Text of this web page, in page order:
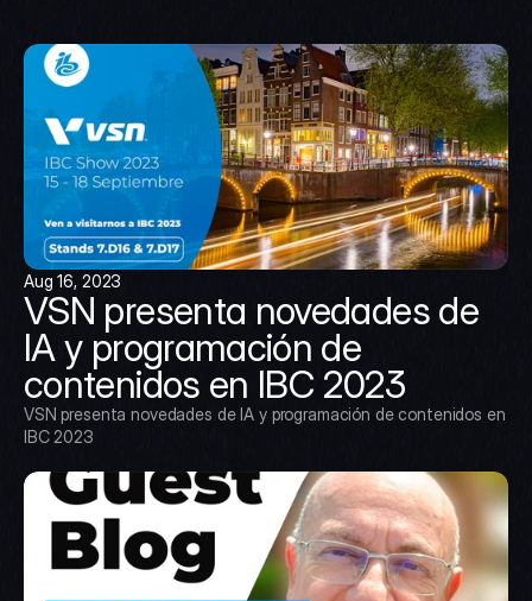
Aug 16, 2023
VSN presenta novedades de
IA y programación de
contenidos en IBC 2023
VSN presenta novedades de IA y programación de contenidos en
IBC 2023